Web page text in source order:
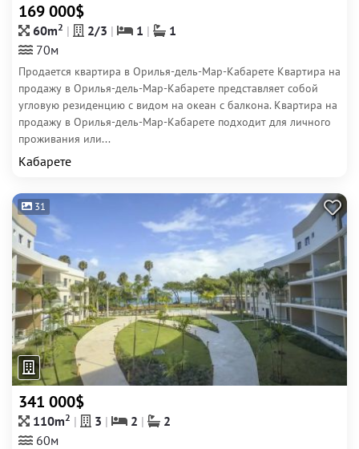
169 000$
60m2 2/3 1
1
70м
Продается квартира в Орилья-дель-Мар-Кабарете Квартира на
продажу в Орилья-дель-Мар-Кабарете представляет собой
угловую резиденцию с видом на океан с балкона. Квартира на
продажу в Орилья-дель-Мар-Кабарете подходит для личного
проживания или...
Кабарете
31
341 000$
110m2 3 2
2
60м